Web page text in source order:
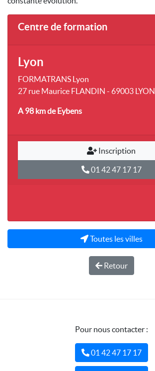
Centre de formation
Lyon
FORMATRANS Lyon
27 rue Maurice FLANDIN - 69003 LYON
A 98 kmde Eybens
Inscription
01 42 47 17 17
Toutes les villes
Retour
Pour nous contacter :
01 42 47 17 17